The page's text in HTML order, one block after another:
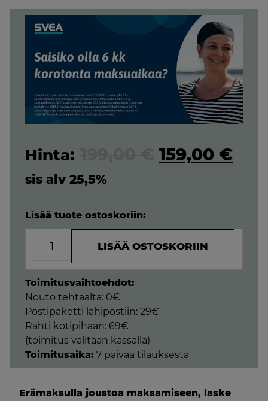
Original
159,00 €
sis alv 25,5%
Lisää tuote ostoskoriin:
Muotoutuva
petauspatja
80x200x8cm
määrä
LISÄÄ OSTOSKORIIN
Toimitusvaihtoehdot:
Nouto tehtaalta: 0€
Postipaketti lähipostiin: 29€
Rahti kotipihaan: 69€
(toimitus valitaan kassalla)
Toimitusaika: 7 päivää tilauksesta
Erämaksulla joustoa maksamiseen, laske